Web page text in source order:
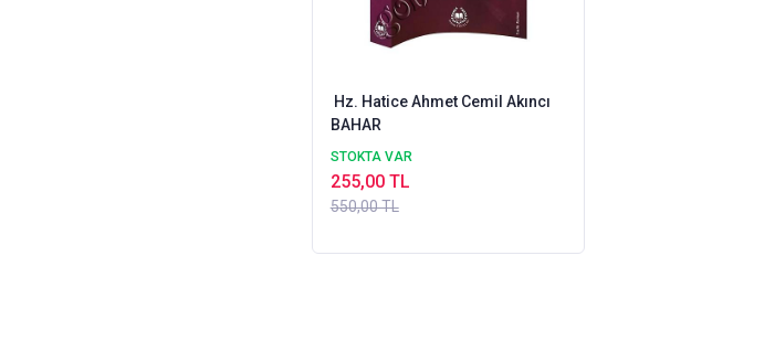
Hz. Hatice Ahmet Cemil Akıncı
BAHAR
STOKTA VAR
550,00 TL
255,00 TL